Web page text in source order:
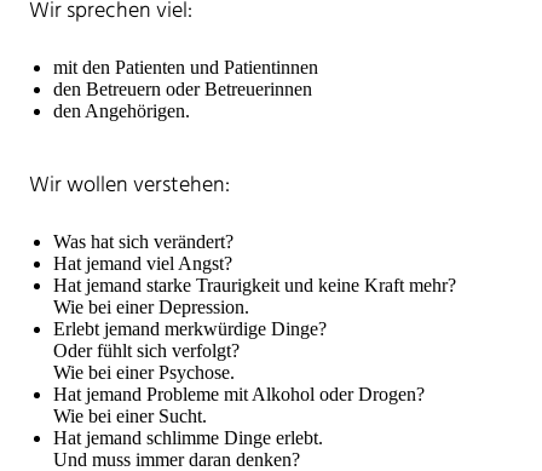
Wir sprechen viel:
mit den Patienten und Patientinnen
den Betreuern oder Betreuerinnen
den Angehörigen.
Wir wollen verstehen:
Was hat sich verändert?
Hat jemand viel Angst?
Hat jemand starke Traurigkeit und keine Kraft mehr?
Wie bei einer Depression.
Erlebt jemand merkwürdige Dinge?
Oder fühlt sich verfolgt?
Wie bei einer Psychose.
Hat jemand Probleme mit Alkohol oder Drogen?
Wie bei einer Sucht.
Hat jemand schlimme Dinge erlebt.
Und muss immer daran denken?